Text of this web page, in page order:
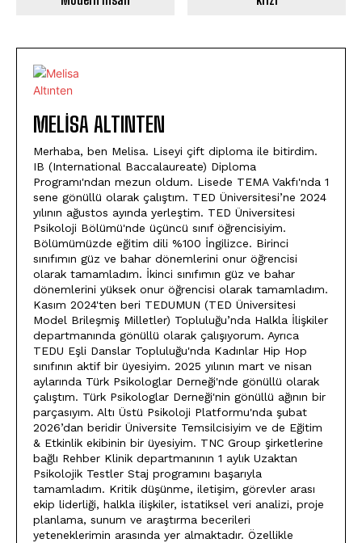
MELISA ALTINTEN
Merhaba, ben Melisa. Liseyi çift diploma ile bitirdim.
IB (International Baccalaureate) Diploma
Programı'ndan mezun oldum. Lisede TEMA Vakfı'nda 1
sene gönüllü olarak çalıştım. TED Üniversitesi’ne 2024
yılının ağustos ayında yerleştim. TED Üniversitesi
Psikoloji Bölümü'nde üçüncü sınıf öğrencisiyim.
Bölümümüzde eğitim dili %100 İngilizce. Birinci
sınıfımın güz ve bahar dönemlerini onur öğrencisi
olarak tamamladım. İkinci sınıfımın güz ve bahar
dönemlerini yüksek onur öğrencisi olarak tamamladım.
Kasım 2024'ten beri TEDUMUN (TED Üniversitesi
Model Brileşmiş Milletler) Topluluğu’nda Halkla İlişkiler
departmanında gönüllü olarak çalışıyorum. Ayrıca
TEDU Eşli Danslar Topluluğu'nda Kadınlar Hip Hop
sınıfının aktif bir üyesiyim. 2025 yılının mart ve nisan
aylarında Türk Psikologlar Derneği'nde gönüllü olarak
çalıştım. Türk Psikologlar Derneği'nin gönüllü ağının bir
parçasıyım. Altı Üstü Psikoloji Platformu'nda şubat
2026’dan beridir Üniversite Temsilcisiyim ve de Eğitim
& Etkinlik ekibinin bir üyesiyim. TNC Group şirketlerine
bağlı Rehber Klinik departmanının 1 aylık Uzaktan
Psikolojik Testler Staj programını başarıyla
tamamladım. Kritik düşünme, iletişim, görevler arası
ekip liderliği, halkla ilişkiler, istatiksel veri analizi, proje
planlama, sunum ve araştırma becerileri
yeteneklerimin arasında yer almaktadır. Özellikle